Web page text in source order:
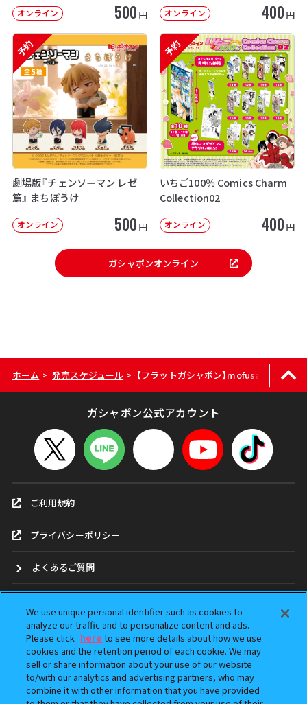
オンライン 500 円 オンライン 400 円
予約
劇場版『チェンソーマン レゼ
篇』 まちぼうけ
オンライン 500 円
予約
いちご100％ Comics Charm
Collection02
オンライン 400 円
ガシャポンオンライン
ホーム > 発売スケジュール > 【フラットガシャポン】mofusand クリア
ガシャポン公式アカウント
ご利用規約
プライバシーポリシー
よくあるご質問
ガシャポンどこ？
アンケート
ウェブアクセシビリティ方針
We use unique personal identifier such as cookies to
analyze our traffic and to personalize content and ads.
Please click here to see more details about how we use
cookies and the retention period of each cookie. We may
sell or share information about your use of our website
to/with our analytics and advertising partners, who may
combine it with other information that you have provided